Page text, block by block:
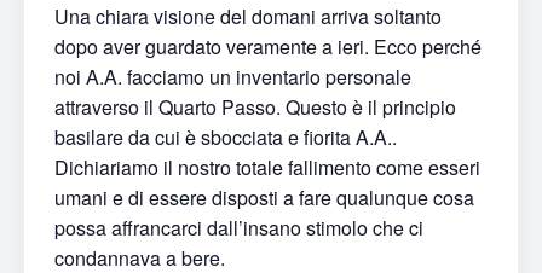
Una chiara visione del domani arriva soltanto
dopo aver guardato veramente a ieri. Ecco perché
noi A.A. facciamo un inventario personale
attraverso il Quarto Passo. Questo è il principio
basilare da cui è sbocciata e fiorita A.A..
Dichiariamo il nostro totale fallimento come esseri
umani e di essere disposti a fare qualunque cosa
possa affrancarci dall’insano stimolo che ci
condannava a bere.